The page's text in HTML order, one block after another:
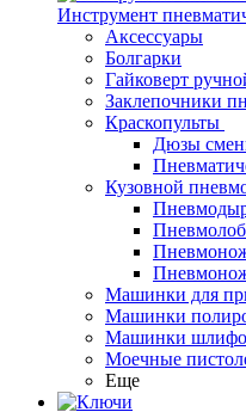
Инструмент
Аксессуары
Болгарки
Гайковерт
Заклепочники
Краскопульты
Дюзы
Кузовной
Машинки для
Машинки
Машинки
Моечные
Еще